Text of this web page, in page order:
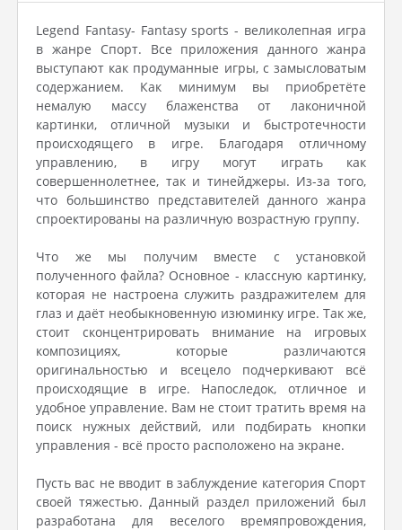
Legend Fantasy- Fantasy sports - великолепная игра
в жанре Спорт. Все приложения данного жанра
выступают как продуманные игры, с замысловатым
содержанием. Как минимум вы приобретёте
немалую массу блаженства от лаконичной
картинки, отличной музыки и быстротечности
происходящего в игре. Благодаря отличному
управлению, в игру могут играть как
совершеннолетнее, так и тинейджеры. Из-за того,
что большинство представителей данного жанра
спроектированы на различную возрастную группу.
Что же мы получим вместе с установкой
полученного файла? Основное - классную картинку,
которая не настроена служить раздражителем для
глаз и даёт необыкновенную изюминку игре. Так же,
стоит сконцентрировать внимание на игровых
композициях, которые различаются
оригинальностью и всецело подчеркивают всё
происходящие в игре. Напоследок, отличное и
удобное управление. Вам не стоит тратить время на
поиск нужных действий, или подбирать кнопки
управления - всё просто расположено на экране.
Пусть вас не вводит в заблуждение категория Спорт
своей тяжестью. Данный раздел приложений был
разработана для веселого времяпровождения,